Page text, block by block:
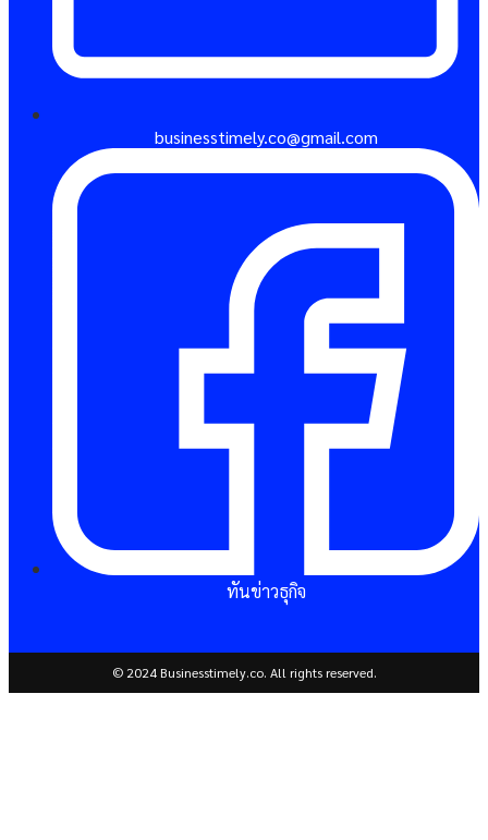
businesstimely.co@gmail.com
ทันข่าวธุกิจ
© 2024 Businesstimely.co. All rights reserved.